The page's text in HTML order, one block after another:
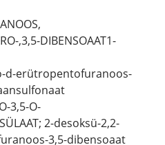
,3,5-DIBENSOAAT1-
d-erütropentofuranoos-
3,5-O-
2-desoksü-2,2-
3,5-dibensoaat